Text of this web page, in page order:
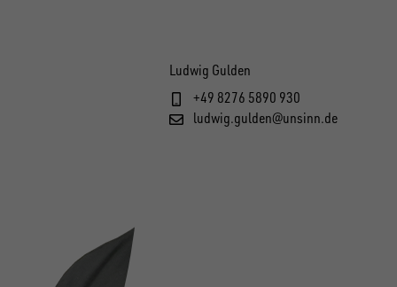
Ludwig Gulden
+49 8276 5890 930
ludwig.gulden@unsinn.de